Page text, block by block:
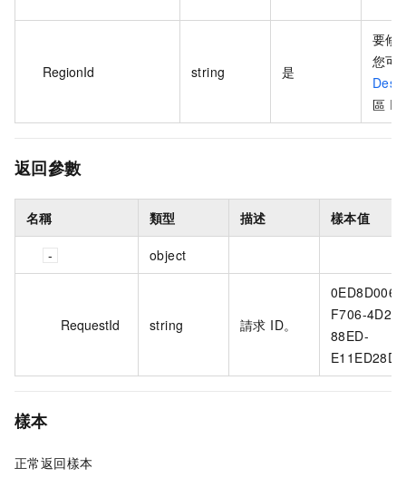
RegionId string 是
要修
您可
區 ID
返回參數
名稱 類型 描述 樣本值
object
RequestId string 請求 ID。
0ED8D006-
F706-4D23-
88ED-
樣本
正常返回樣本